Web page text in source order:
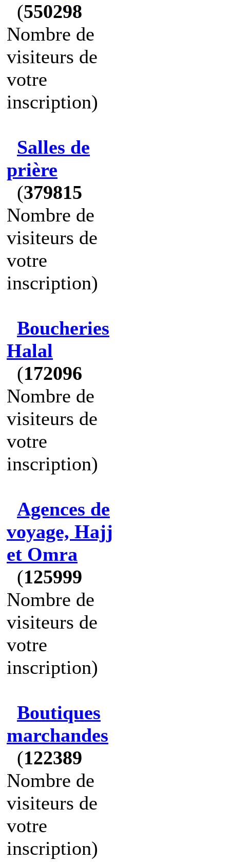
(550298
Nombre de
visiteurs de
votre
inscription)
Salles de
prière
(379815
Nombre de
visiteurs de
votre
inscription)
Boucheries
Halal
(172096
Nombre de
visiteurs de
votre
inscription)
Agences de
voyage, Hajj
et Omra
(125999
Nombre de
visiteurs de
votre
inscription)
Boutiques
marchandes
(122389
Nombre de
visiteurs de
votre
inscription)